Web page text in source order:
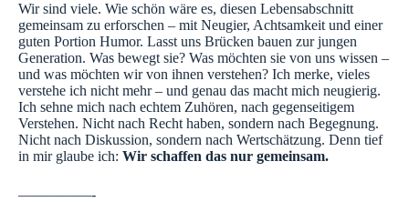
Wir sind viele. Wie schön wäre es, diesen Lebensabschnitt
gemeinsam zu erforschen – mit Neugier, Achtsamkeit und einer
guten Portion Humor. Lasst uns Brücken bauen zur jungen
Generation. Was bewegt sie? Was möchten sie von uns wissen –
und was möchten wir von ihnen verstehen? Ich merke, vieles
verstehe ich nicht mehr – und genau das macht mich neugierig.
Ich sehne mich nach echtem Zuhören, nach gegenseitigem
Verstehen. Nicht nach Recht haben, sondern nach Begegnung.
Nicht nach Diskussion, sondern nach Wertschätzung. Denn tief
in mir glaube ich: Wir schaffen das nur gemeinsam.
—————-